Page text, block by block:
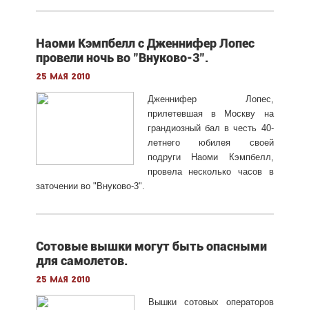
Наоми Кэмпбелл c Дженнифер Лопес
провели ночь во "Внуково-3".
25 мая 2010
Дженнифер Лопес,
прилетевшая в Москву на
грандиозный бал в честь 40-
летнего юбилея своей
подруги Наоми Кэмпбелл,
провела несколько часов в
заточении во "Внуково-3".
Сотовые вышки могут быть опасными
для самолетов.
25 мая 2010
Вышки сотовых операторов